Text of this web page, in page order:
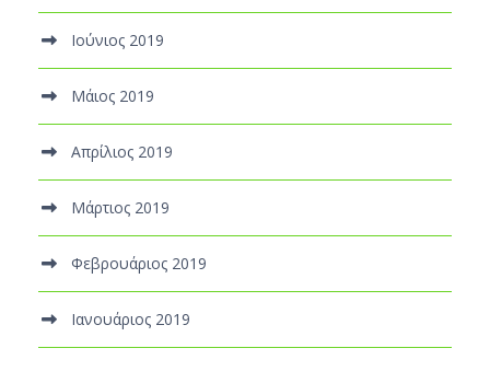
Ιούνιος 2019
Μάιος 2019
Απρίλιος 2019
Μάρτιος 2019
Φεβρουάριος 2019
Ιανουάριος 2019